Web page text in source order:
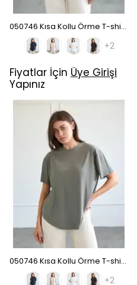
050746 Kısa Kollu Örme T-shirt - Siyah
+2
Fiyatlar İçin Üye Girişi
Yapınız
050746 Kısa Kollu Örme T-shirt - Haki
+2